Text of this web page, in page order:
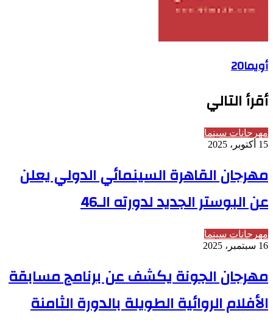
أويما20
أقرأ التالي
مهرجانات سينما
15 أكتوبر، 2025
مهرجان القاهرة السينمائي الدولي يعلن
عن البوستر الجديد لدورته الـ46
مهرجانات سينما
16 سبتمبر، 2025
مهرجان الجونة يكشف عن برنامج مسابقة
الأفلام الروائية الطويلة بالدورة الثامنة